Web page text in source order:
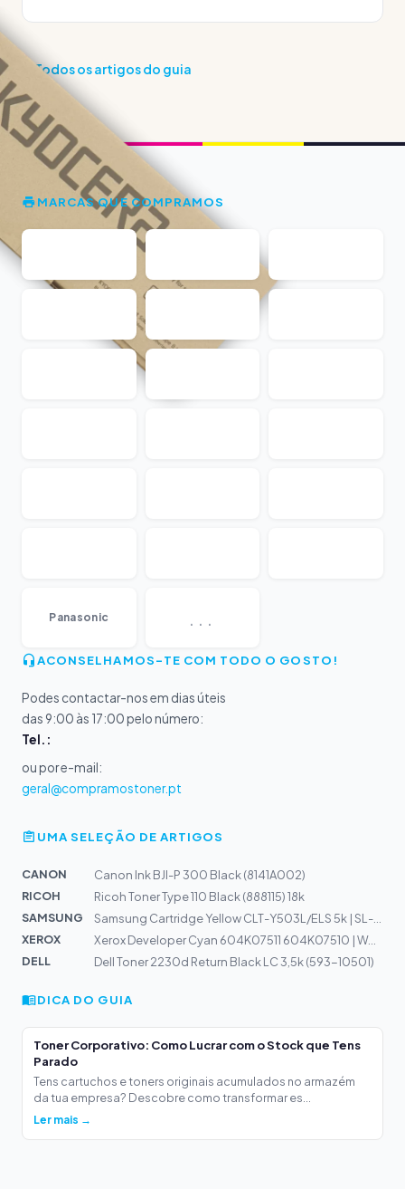
Todos os artigos do guia
MARCAS QUE COMPRAMOS
Panasonic ...
ACONSELHAMOS-TE COM TODO O GOSTO!
Podes contactar-nos em dias úteis
das 9:00 às 17:00 pelo número:
Tel.:
ou por e-mail:
geral@compramostoner.pt
UMA SELEÇÃO DE ARTIGOS
CANON
Canon Ink BJI-P 300 Black (8141A002)
RICOH
Ricoh Toner Type 110 Black (888115) 18k
SAMSUNG
XEROX
Xerox Developer Cyan 604K07511 604K07510 | Workcentre 7...
DELL
Dell Toner 2230d Return Black LC 3,5k (593-10501)
DICA DO GUIA
Toner Corporativo: Como Lucrar com o Stock que Tens
Parado
Tens cartuchos e toners originais acumulados no armazém
da tua empresa? Descobre como transformar es...
Ler mais →